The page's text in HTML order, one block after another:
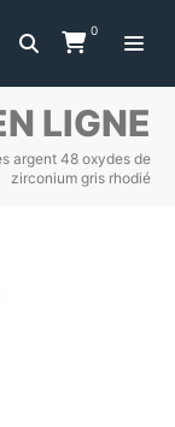
0
LIGNE
argent 48 oxydes de
zirconium gris rhodié